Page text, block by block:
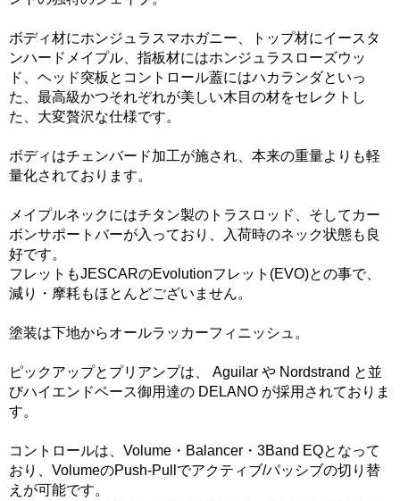
ボディ材にホンジュラスマホガニー、トップ材にイースタ
ンハードメイプル、指板材にはホンジュラスローズウッ
ド、ヘッド突板とコントロール蓋にはハカランダといっ
た、最高級かつそれぞれが美しい木目の材をセレクトし
た、大変贅沢な仕様です。
ボディはチェンバード加工が施され、本来の重量よりも軽
量化されております。
メイプルネックにはチタン製のトラスロッド、そしてカー
ボンサポートバーが入っており、入荷時のネック状態も良
好です。
フレットもJESCARのEvolutionフレット(EVO)との事で、
減り・摩耗もほとんどございません。
塗装は下地からオールラッカーフィニッシュ。
ピックアップとプリアンプは、 Aguilar や Nordstrand と並
びハイエンドベース御用達の DELANO が採用されておりま
す。
コントロールは、Volume・Balancer・3Band EQとなって
おり、VolumeのPush-Pullでアクティブ/パッシブの切り替
えが可能です。